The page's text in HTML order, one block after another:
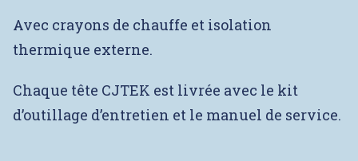
Avec crayons de chauffe et isolation
thermique externe.
Chaque tête CJTEK est livrée avec le kit
d’outillage d’entretien et le manuel de service.